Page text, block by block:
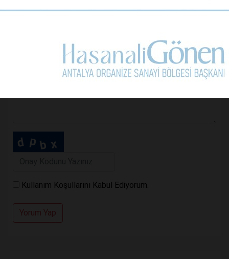
Telefon (zorunlu değil)
Kullanım Koşullarını Kabul Ediyorum.
Yorum Yap